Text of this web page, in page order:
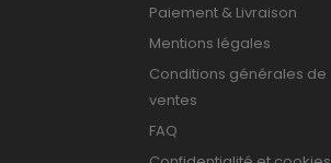
Paiement & Livraison
Mentions légales
Conditions générales de
ventes
FAQ